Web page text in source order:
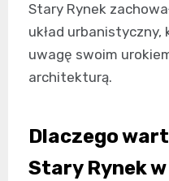
Stary Rynek
układ
uwagę swoim
architekturą.
Dlaczego
Stary Rynek